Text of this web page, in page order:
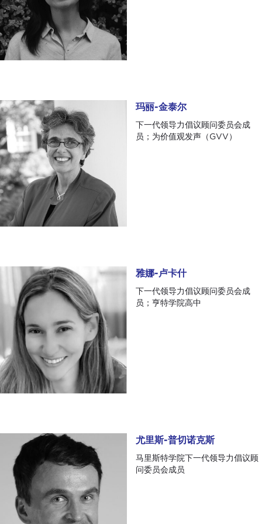
玛丽-金泰尔 玛丽-金泰尔
下一代领导力倡议顾问委员会成
员；为价值观发声（GVV）
雅娜-卢卡什 雅娜-卢卡什
下一代领导力倡议顾问委员会成
员；亨特学院高中
尤里斯-普切诺克斯 尤里斯-普切诺克斯
马里斯特学院下一代领导力倡议顾
问委员会成员